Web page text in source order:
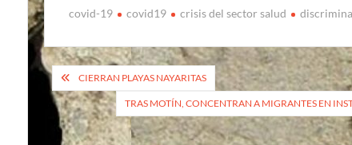
covid-19 covid19 crisis del sector salud
Navegación
de
entradas
CIERRAN PLAYAS NAYARITAS
TRAS MOTÍN, CONCENTRAN A MIGRANTES EN